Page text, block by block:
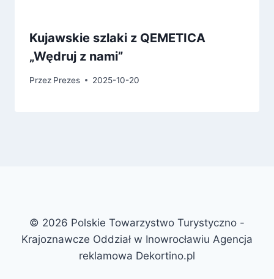
Kujawskie szlaki z QEMETICA
„Wędruj z nami”
Przez Prezes 2025-10-20
© 2026 Polskie Towarzystwo Turystyczno -
Krajoznawcze Oddział w Inowrocławiu Agencja
reklamowa Dekortino.pl